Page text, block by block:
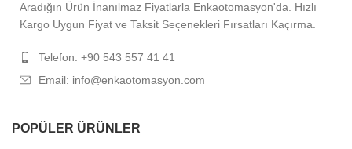
Aradığın Ürün İnanılmaz Fiyatlarla Enkaotomasyon'da. Hızlı
Kargo Uygun Fiyat ve Taksit Seçenekleri Fırsatları Kaçırma.
Telefon: +90 543 557 41 41
Email: info@enkaotomasyon.com
POPÜLER ÜRÜNLER